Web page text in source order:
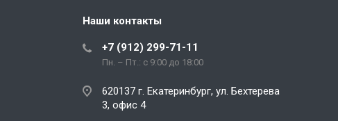
Наши контакты
+7 (912) 299-71-11
Пн. – Пт.: с 9:00 до 18:00
620137 г. Екатеринбург, ул. Бехтерева
3, офис 4